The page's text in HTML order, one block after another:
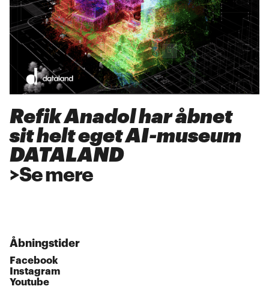
Refik Anadol har åbnet
sit helt eget AI-museum
DATALAND
>Se mere
Åbningstider
Facebook
Instagram
Youtube